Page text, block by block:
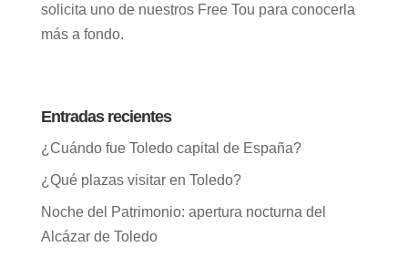
solicita uno de nuestros Free Tou para conocerla
más a fondo.
Entradas recientes
¿Cuándo fue Toledo capital de España?
¿Qué plazas visitar en Toledo?
Noche del Patrimonio: apertura nocturna del
Alcázar de Toledo